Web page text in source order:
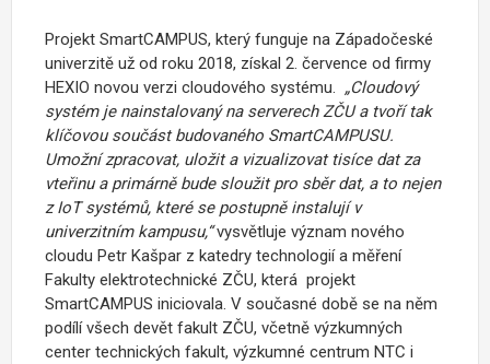
Projekt SmartCAMPUS, který funguje na Západočeské
univerzitě už od roku 2018, získal 2. července od firmy
HEXIO novou verzi cloudového systému. „Cloudový
systém je nainstalovaný na serverech ZČU a tvoří tak
klíčovou součást budovaného SmartCAMPUSU.
Umožní zpracovat, uložit a vizualizovat tisíce dat za
vteřinu a primárně bude sloužit pro sběr dat, a to nejen
z IoT systémů, které se postupně instalují v
univerzitním kampusu,“vysvětluje význam nového
cloudu Petr Kašpar z katedry technologií a měření
Fakulty elektrotechnické ZČU, která projekt
SmartCAMPUS iniciovala. V současné době se na něm
podílí všech devět fakult ZČU, včetně výzkumných
center technických fakult, výzkumné centrum NTC i